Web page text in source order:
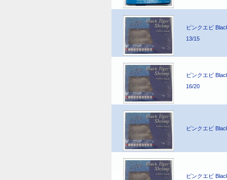
ピンクエビ
13/15
ピンクエビ
16/20
ピンクエビ
ピンクエビ